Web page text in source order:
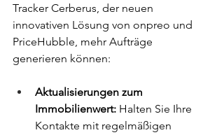
Tracker Cerberus, der neuen
innovativen Lösung von onpreo und
PriceHubble, mehr Aufträge
generieren können:
Aktualisierungen zum
Immobilienwert: Halten Sie Ihre
Kontakte mit regelmäßigen